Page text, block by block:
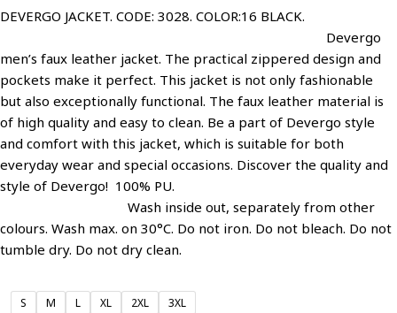
DEVERGO JACKET. CODE: 3028. COLOR:16 BLACK.
Devergo
men’s faux leather jacket. The practical zippered design and
pockets make it perfect. This jacket is not only fashionable
but also exceptionally functional. The faux leather material is
of high quality and easy to clean. Be a part of Devergo style
and comfort with this jacket, which is suitable for both
everyday wear and special occasions. Discover the quality and
style of Devergo! 100% PU.
Wash inside out, separately from other
colours. Wash max. on 30°C. Do not iron. Do not bleach. Do not
tumble dry. Do not dry clean.
S M L XL 2XL 3XL